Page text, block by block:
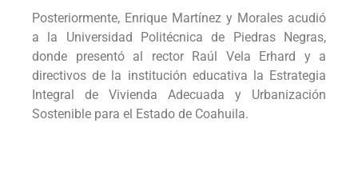
Posteriormente, Enrique Martínez y Morales acudió
a la Universidad Politécnica de Piedras Negras,
donde presentó al rector Raúl Vela Erhard y a
directivos de la institución educativa la Estrategia
Integral de Vivienda Adecuada y Urbanización
Sostenible para el Estado de Coahuila.